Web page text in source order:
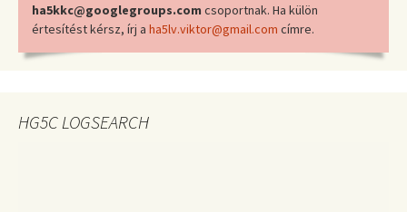
ha5kkc@googlegroups.com csoportnak. Ha külön
értesítést kérsz, írj a ha5lv.viktor@gmail.com címre.
HG5C LOGSEARCH